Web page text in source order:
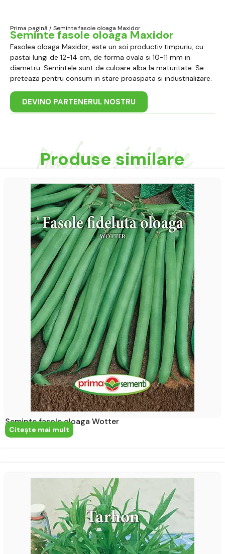
Prima pagină / Seminte fasole oloaga Maxidor
Seminte fasole oloaga Maxidor
Fasolea oloaga Maxidor, este un soi productiv timpuriu, cu
pastai lungi de 12-14 cm, de forma ovala si 10-11 mm in
diametru. Semintele sunt de culoare alba la maturitate. Se
preteaza pentru consum in stare proaspata si industrializare.
DEVINO PARTENERUL NOSTRU
Produse similare
Produse similare
Seminte fasole oloaga Wotter
Citeşte mai mult